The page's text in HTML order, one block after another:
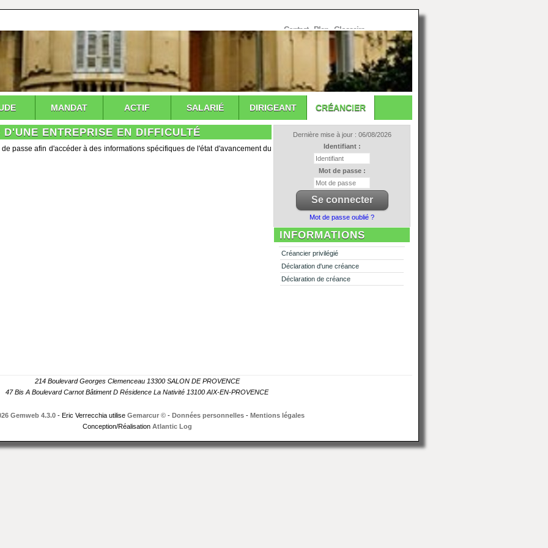
Contact-Plan-Glossaire
MANDAT ACTIF SALARIÉ DIRIGEANT CRÉANCIER
Dernière mise à jour : 06/08/2026
Identifiant :
Mot de passe :
Mot de passe oublié ?
INFORMATIONS
Créancier privilégié
Déclaration d'une créance
Déclaration de créance
ENTREPRISE EN DIFFICULTÉ
passe afin d'accéder à des informations spécifiques de l'état d'avancement du
214 Boulevard Georges Clemenceau 13300 SALON DE PROVENCE
47 Bis A Boulevard Carnot Bâtiment D Résidence La Nativité 13100 AIX-EN-PROVENCE
Gemweb 4.3.0- Eric Verrecchia utilise Gemarcur ©- Données personnelles- Mentions légales
Conception/Réalisation Atlantic Log